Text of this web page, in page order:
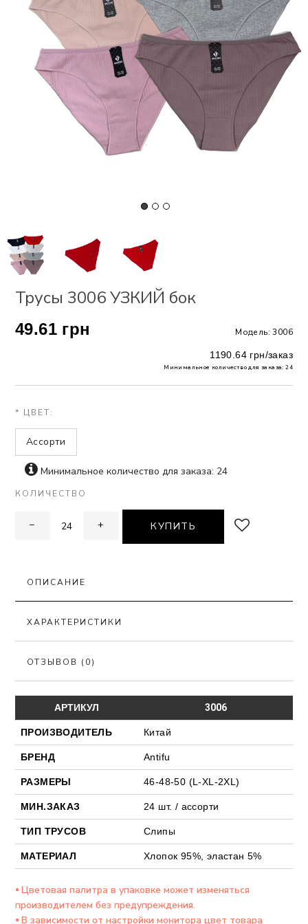
Трусы 3006 УЗКИЙ бок
49.61 грн Модель: 3006
1190.64 грн/заказ
Минимальное количество для заказа: 24
* ЦВЕТ:
Ассорти
Минимальное количество для заказа: 24
КОЛИЧЕСТВО
− + КУПИТЬ
ОПИСАНИЕ
ХАРАКТЕРИСТИКИ
ОТЗЫВОВ (0)
АРТИКУЛ 3006
ПРОИЗВОДИТЕЛЬ Китай
БРЕНД Antifu
РАЗМЕРЫ 46-48-50 (L-XL-2XL)
МИН.ЗАКАЗ 24 шт. / ассорти
ТИП ТРУСОВ Слипы
МАТЕРИАЛ Хлопок 95%, эластан 5%
⦁ Цветовая палитра в упаковке может изменяться
производителем без предупреждения.
⦁ В зависимости от настройки монитора цвет товара